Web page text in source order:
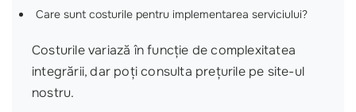
Care sunt costurile pentru implementarea serviciului?
Costurile variază în funcție de complexitatea
integrării, dar poți consulta prețurile pe site-ul
nostru.